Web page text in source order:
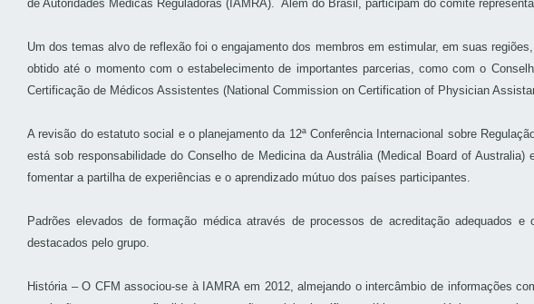
de Autoridades Médicas Reguladoras (IAMRA). Além do Brasil, participam do comitê
Um dos temas alvo de reflexão foi o engajamento dos membros em estimular, em suas
obtido até o momento com o estabelecimento de importantes parcerias, como com o
Certificação de Médicos Assistentes (National Commission on Certification of Physician
A revisão do estatuto social e o planejamento da 12ª Conferência Internacional sobre
está sob responsabilidade do Conselho de Medicina da Austrália (Medical Board of
fomentar a partilha de experiências e o aprendizado mútuo dos países participantes.
Padrões elevados de formação médica através de processos de acreditação adequados
destacados pelo grupo.
História – O CFM associou-se à IAMRA em 2012, almejando o intercâmbio de informações